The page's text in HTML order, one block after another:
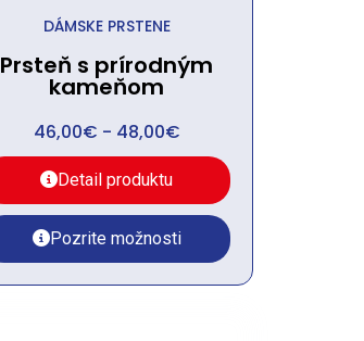
DÁMSKE PRSTENE
Prsteň s prírodným
kameňom
46,00€ - 48,00€
Detail produktu
Pozrite možnosti